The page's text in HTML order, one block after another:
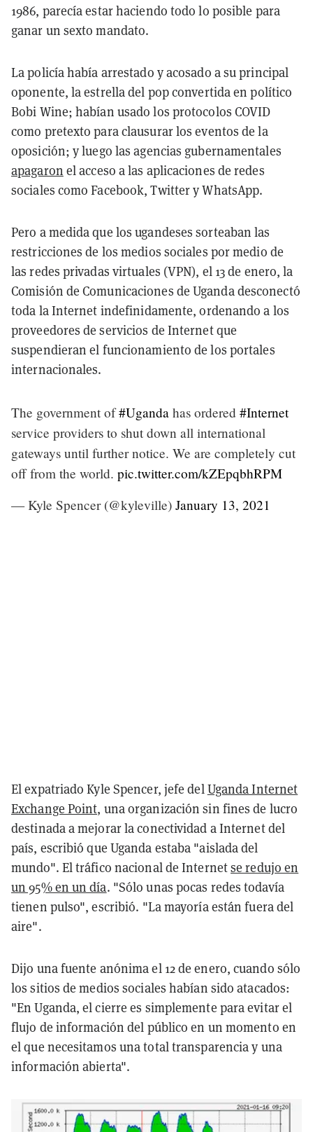
1986, parecía estar haciendo todo lo posible para
ganar un sexto mandato.
La policía había arrestado y acosado a su principal
oponente, la estrella del pop convertida en político
Bobi Wine; habían usado los protocolos COVID
como pretexto para clausurar los eventos de la
oposición; y luego las agencias gubernamentales
apagaron el acceso a las aplicaciones de redes
sociales como Facebook, Twitter y WhatsApp.
Pero a medida que los ugandeses sorteaban las
restricciones de los medios sociales por medio de
las redes privadas virtuales (VPN), el 13 de enero, la
Comisión de Comunicaciones de Uganda desconectó
toda la Internet indefinidamente, ordenando a los
proveedores de servicios de Internet que
suspendieran el funcionamiento de los portales
internacionales.
The government of#Uganda has ordered #Internet
service providers to shut down all international
gateways until further notice. We are completely cut
off from the world. pic.twitter.com/kZEpqbhRPM
— Kyle Spencer (@kyleville) January 13, 2021
El expatriado Kyle Spencer, jefe delUganda Internet
Exchange Point, una organización sin fines de lucro
destinada a mejorar la conectividad a Internet del
país, escribió que Uganda estaba "aislada del
mundo". El tráfico nacional de Internetse redujo en
un 95% en un día. "Sólo unas pocas redes todavía
tienen pulso", escribió. "La mayoría están fuera del
aire".
Dijo una fuente anónima el 12 de enero, cuando sólo
los sitios de medios sociales habían sido atacados:
"En Uganda, el cierre es simplemente para evitar el
flujo de información del público en un momento en
el que necesitamos una total transparencia y una
información abierta".